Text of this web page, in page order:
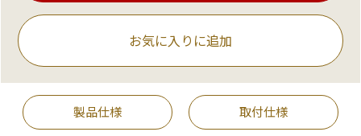
お気に入りに追加
製品仕様 取付仕様